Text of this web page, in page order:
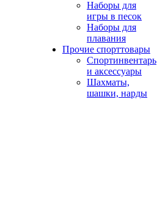
Наборы для
игры в песок
Наборы для
плавания
Прочие спорттовары
Спортинвентарь
и аксессуары
Шахматы,
шашки, нарды